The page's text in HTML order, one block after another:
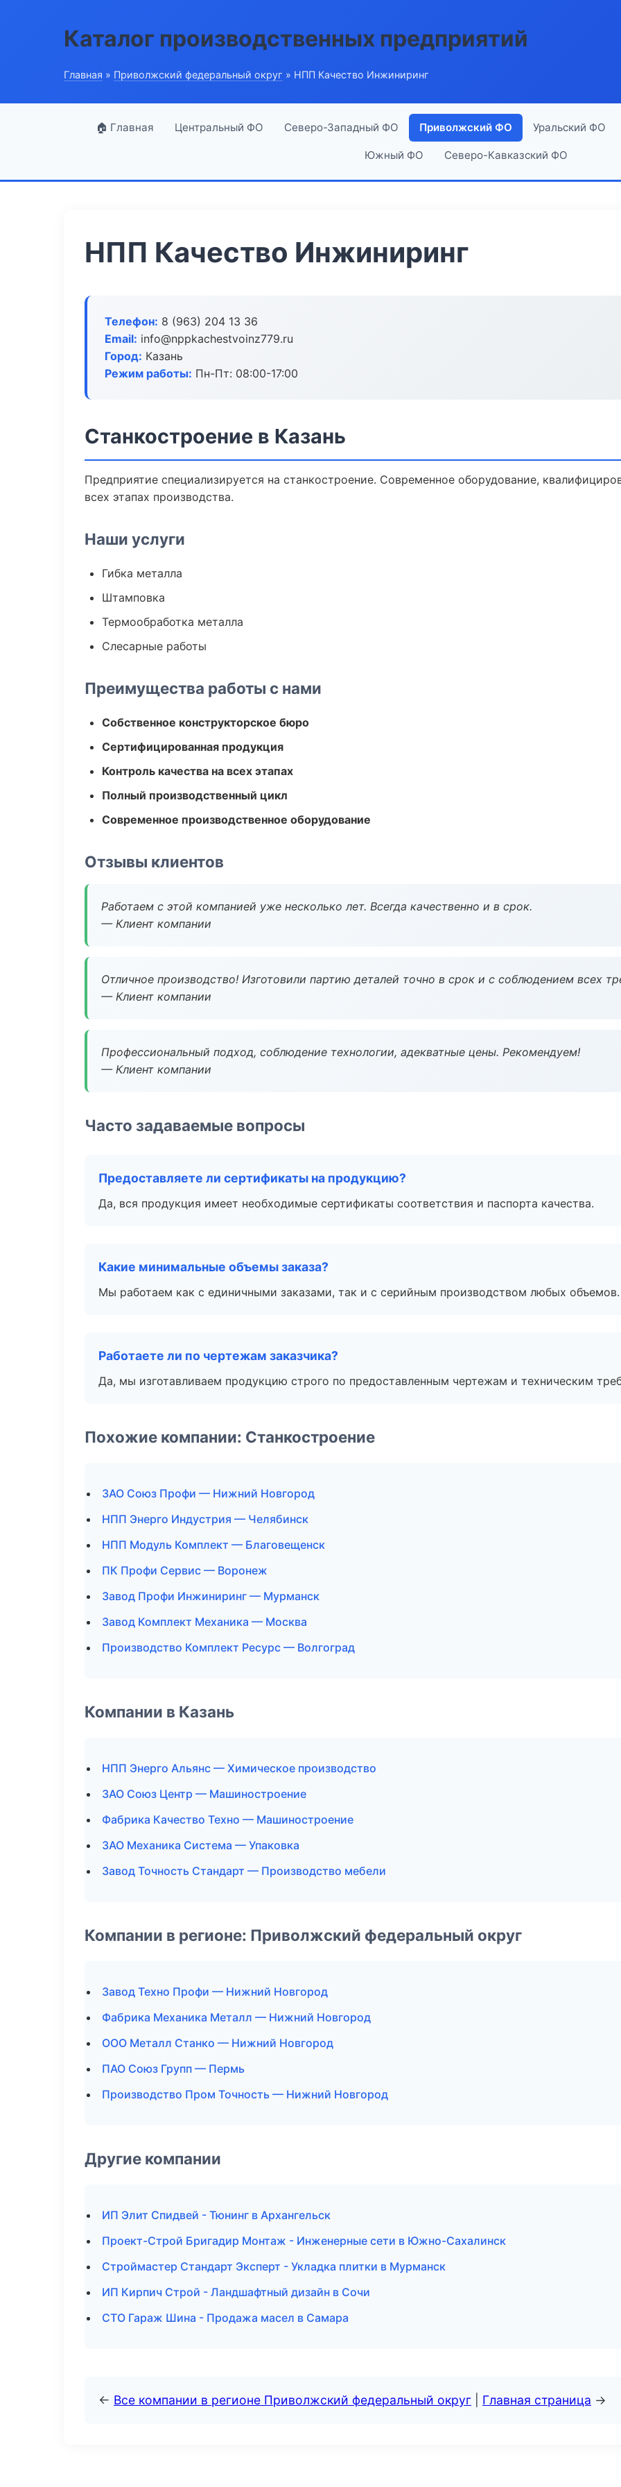
Каталог производственных предприятий
Главная » Приволжский федеральный округ » НПП Качество Инжиниринг
🏠 Главная Центральный ФО Северо-Западный ФО Приволжский ФО Уральский ФО
Южный ФО Северо-Кавказский ФО
НПП Качество Инжиниринг
Телефон: 8 (963) 204 13 36
Email: info@nppkachestvoinz779.ru
Город: Казань
Режим работы: Пн-Пт: 08:00-17:00
Станкостроение в Казань
Предприятие специализируется на станкостроение. Современное оборудование,
всех этапах производства.
Наши услуги
Гибка металла
Штамповка
Термообработка металла
Слесарные работы
Преимущества работы с нами
Собственное конструкторское бюро
Сертифицированная продукция
Контроль качества на всех этапах
Полный производственный цикл
Современное производственное оборудование
Отзывы клиентов
Работаем с этой компанией уже несколько лет. Всегда качественно и в срок.
— Клиент компании
Отличное производство! Изготовили партию деталей точно в срок и с соблюдением всех
— Клиент компании
Профессиональный подход, соблюдение технологии, адекватные цены. Рекомендуем!
— Клиент компании
Часто задаваемые вопросы
Предоставляете ли сертификаты на продукцию?
Да, вся продукция имеет необходимые сертификаты соответствия и паспорта качества.
Какие минимальные объемы заказа?
Мы работаем как с единичными заказами, так и с серийным производством любых объемов.
Работаете ли по чертежам заказчика?
Да, мы изготавливаем продукцию строго по предоставленным чертежам и техническим
Похожие компании: Станкостроение
ЗАО Союз Профи — Нижний Новгород
НПП Энерго Индустрия — Челябинск
НПП Модуль Комплект — Благовещенск
ПК Профи Сервис — Воронеж
Завод Профи Инжиниринг — Мурманск
Завод Комплект Механика — Москва
Производство Комплект Ресурс — Волгоград
Компании в Казань
НПП Энерго Альянс — Химическое производство
ЗАО Союз Центр — Машиностроение
Фабрика Качество Техно — Машиностроение
ЗАО Механика Система — Упаковка
Завод Точность Стандарт — Производство мебели
Компании в регионе: Приволжский федеральный округ
Завод Техно Профи — Нижний Новгород
Фабрика Механика Металл — Нижний Новгород
ООО Металл Станко — Нижний Новгород
ПАО Союз Групп — Пермь
Производство Пром Точность — Нижний Новгород
Другие компании
ИП Элит Спидвей - Тюнинг в Архангельск
Проект-Строй Бригадир Монтаж - Инженерные сети в Южно-Сахалинск
Строймастер Стандарт Эксперт - Укладка плитки в Мурманск
ИП Кирпич Строй - Ландшафтный дизайн в Сочи
СТО Гараж Шина - Продажа масел в Самара
← Все компании в регионе Приволжский федеральный округ Главная страница →